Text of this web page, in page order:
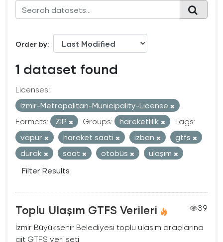
Order by
1 dataset found
Licenses:
Izmir-Metropolitan-Municipality-License
Formats:
ZIP Groups: hareketlilik
Tags:
vapur
hareket saati izban
gtfs
durak
saat otobüs
ulaşım
Filter Results
Toplu Ulaşım GTFS Verileri
39
İzmir Büyükşehir Belediyesi toplu ulaşım araçlarına
ait GTFS veri seti